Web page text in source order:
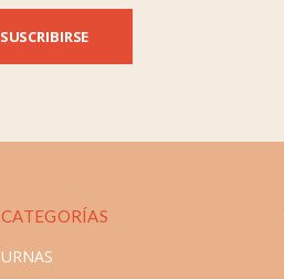
SUSCRIBIRSE
CATEGORÍAS
URNAS